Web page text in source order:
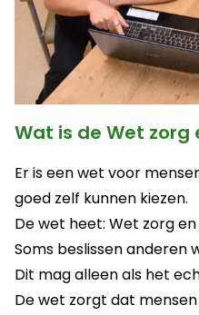
Wat is de Wet
Er is een wet voor
goed zelf kunnen kiezen.
De wet heet: Wet zorg
Soms beslissen anderen
Dit mag alleen als het
De wet zorgt dat